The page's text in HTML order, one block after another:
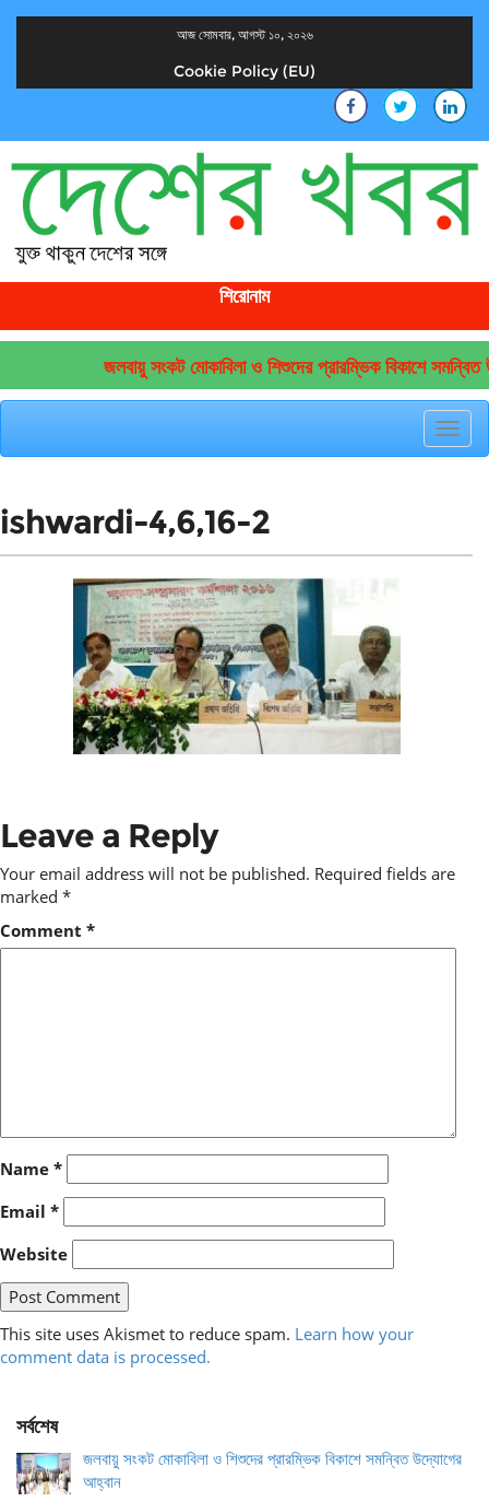
আজ সোমবার, আগস্ট ১০, ২০২৬
Cookie Policy (EU)
শিরোনাম
জলবায়ু সংকট মোকাবিলা ও শিশুদের প্রারম্ভিক বিকাশে সমন্বিত
ishwardi-4,6,16-2
Leave a Reply
Your email address will not be published. Required fields are
marked *
Comment *
Name *
Email *
Website
This site uses Akismet to reduce spam. Learn how your
comment data is processed.
সর্বশেষ
জলবায়ু সংকট মোকাবিলা ও শিশুদের প্রারম্ভিক বিকাশে সমন্বিত উদ্যোগের
আহ্বান